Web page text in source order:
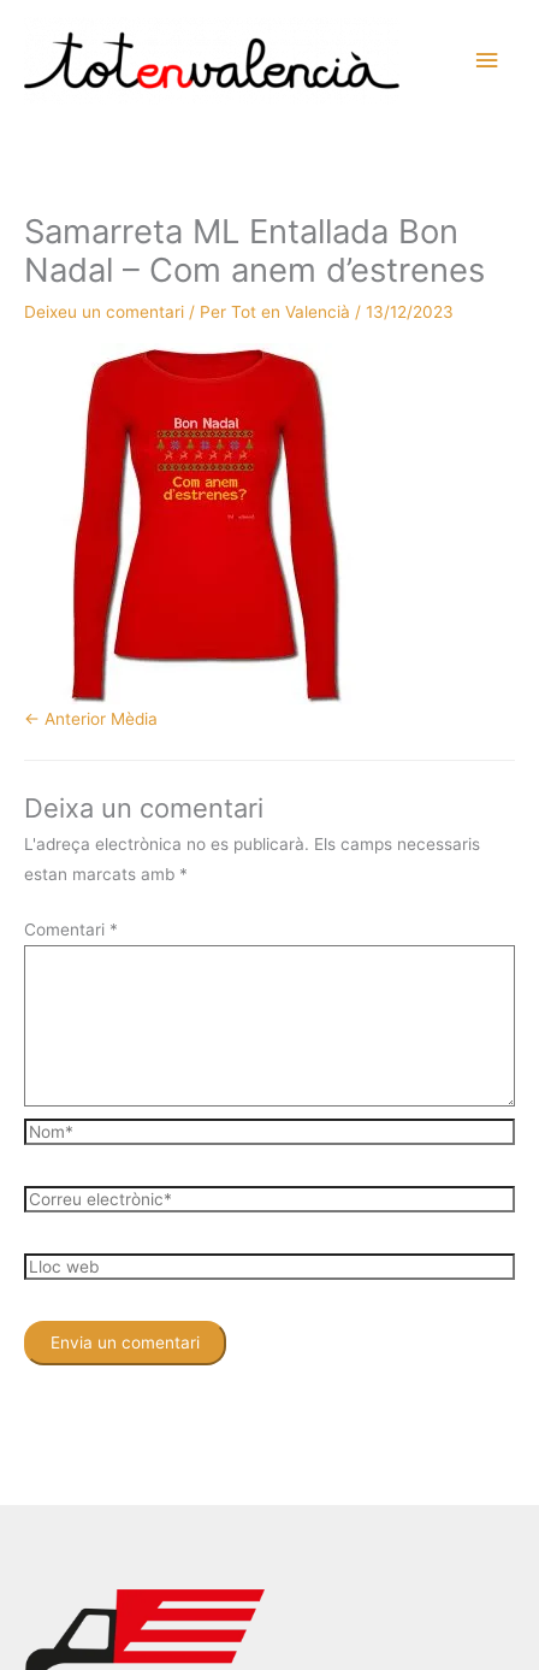
contingut
Samarreta ML Entallada Bon
Nadal – Com anem d’estrenes
Deixeu un comentari / Per Tot en Valencià / 13/12/2023
← Anterior Mèdia
Deixa un comentari
L'adreça electrònica no es publicarà. Els camps necessaris
estan marcats amb *
Comentari *
Nom*
Correu
Lloc